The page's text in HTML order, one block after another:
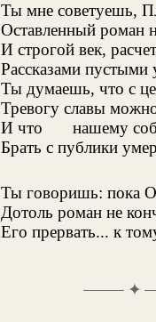
Ты мне советуешь,
Оставленный роман
И строгой век,
Рассказами пустыми
Ты думаешь, что с
Тревогу славы
И что
нашему
Брать с публики
Ты говоришь: пока
Дотоль роман не
Его прервать... к
✦